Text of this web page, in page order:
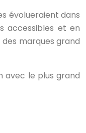
évolueraient dans
accessibles et en
marques grand
avec le plus grand